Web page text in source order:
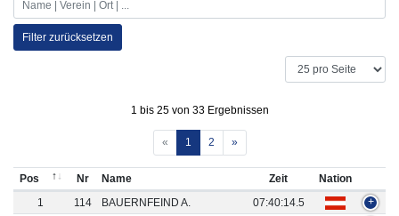
Filter zurücksetzen
1 bis 25 von 33 Ergebnissen
« 1 2 »
Pos Nr Name Zeit
Nation
1
114 BAUERNFEIND A. 07:40:14.5
+